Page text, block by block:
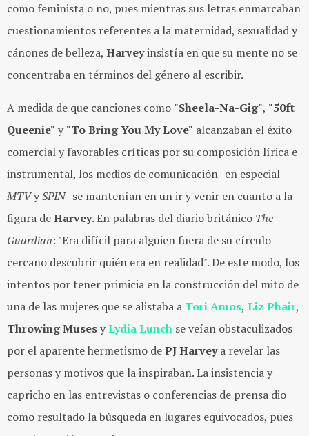
como feminista o no, pues mientras sus letras enmarcaban
cuestionamientos referentes a la maternidad, sexualidad y
cánones de belleza, Harveyinsistía en que su mente no se
concentraba en términos del género al escribir.
A medida de que canciones como "Sheela-Na-Gig", "50ft
Queenie" y "To Bring You My Love" alcanzaban el éxito
comercial y favorables críticas por su composición lírica e
instrumental, los medios de comunicación -en especial
MTVySPIN- se mantenían en un ir y venir en cuanto a la
figura deHarvey. En palabras del diario británico The
Guardian: "Era difícil para alguien fuera de su círculo
cercano descubrir quién era en realidad". De este modo, los
intentos por tener primicia en la construcción del mito de
una de las mujeres que se alistaba a Tori Amos, Liz Phair,
Throwing MusesyLydia Lunch se veían obstaculizados
por el aparente hermetismo dePJ Harveya revelar las
personas y motivos que la inspiraban.La insistencia y
capricho en las entrevistas o conferencias de prensa dio
como resultado la búsqueda en lugares equivocados, pues